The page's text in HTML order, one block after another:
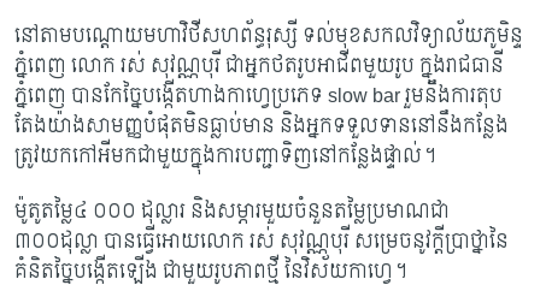
នៅតាមបណ្តោយមហាវិថីសហព័ន្ធរុស្សី ទល់មុខសកលវិទ្យាល័យភូមិន្ទ
ភ្នំពេញ លោក រស់ សុវណ្ណបុរី ជាអ្នកថតរូបអាជីពមួយរូប ក្នុងរាជធានី
ភ្នំពេញ បានកែច្នៃបង្កើតហាងកាហ្វេប្រភេទ slow bar រួមនឹងការតុប
តែងយ៉ាងសាមញ្ញបំផុតមិនធ្លាប់មាន និងអ្នកទទួលទាននៅនឹងកន្លែង
ត្រូវយកកៅអីមកជាមួយក្នុងការបញ្ជា​ទិញនៅកន្លែងផ្ទាល់។
ម៉ូតូតម្លៃ៤ ០០០ ដុល្លារ​ និងសម្ភារមួយចំនួនតម្លៃប្រមាណជា
៣០០ដុល្លា បានធ្វើអោយលោក រស់ សុវ​ណ្ណ​បុរី សម្រេចនូវក្តីប្រាថ្នានៃ
គំនិតច្នៃបង្កើតឡើង ជាមួយរូបភាពថ្មី នៃវិស័យកាហ្វេ។